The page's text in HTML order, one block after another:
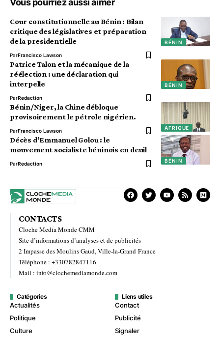
Vous pourriez aussi aimer
BÉNIN
Cour constitutionnelle au Bénin : Bilan
critique des législatives et préparation
de la presidentielle
ParFrancisco Lawson
BÉNIN
Patrice Talon et la mécanique de la
réélection : une déclaration qui
interpelle
ParRedaction
AFRIQUE
Bénin/Niger, la Chine débloque
provisoirement le pétrole nigérien.
ParFrancisco Lawson
BÉNIN
Décès d’Emmanuel Golou : le
mouvement socialiste béninois en deuil
ParRedaction
CONTACTS
Cloche Media Monde CMM
Site d’informations d’analyses et de publicités
2 Impasse des Moulins Gaud, Ville-la-Grand France
Téléphone : +330782847116
Mail : info@clochemediamonde.com
Catégories
Actualités
Politique
Culture
Liens utiles
Contact
Publicité
Signaler